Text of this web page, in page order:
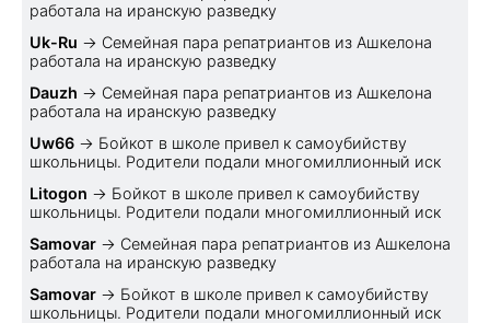
работала на иранскую разведку
Uk-Ru → Семейная пара репатриантов из Ашкелона
работала на иранскую разведку
Dauzh → Семейная пара репатриантов из Ашкелона
работала на иранскую разведку
Uw66 → Бойкот в школе привел к самоубийству
школьницы. Родители подали многомиллионный иск
Litogon → Бойкот в школе привел к самоубийству
школьницы. Родители подали многомиллионный иск
Samovar → Семейная пара репатриантов из Ашкелона
работала на иранскую разведку
Samovar → Бойкот в школе привел к самоубийству
школьницы. Родители подали многомиллионный иск